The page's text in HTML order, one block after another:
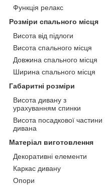
Функція релакс
Розміри спального місця
Висота від підлоги
Висота спального місця
Довжина спального місця
Ширина спального місця
Габаритні розміри
Висота дивану з
урахуванням спинки
Висота посадкової частини
дивана
Матеріал виготовлення
Декоративні елементи
Каркас дивану
Опори